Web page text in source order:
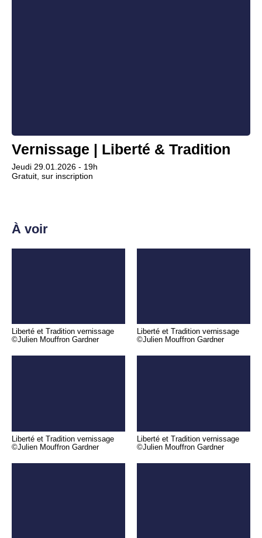
Vernissage | Liberté & Tradition
Jeudi 29.01.2026 - 19h
Gratuit, sur inscription
À voir
Liberté et Tradition vernissage
©Julien Mouffron Gardner
Liberté et Tradition vernissage
©Julien Mouffron Gardner
Liberté et Tradition vernissage
©Julien Mouffron Gardner
Liberté et Tradition vernissage
©Julien Mouffron Gardner